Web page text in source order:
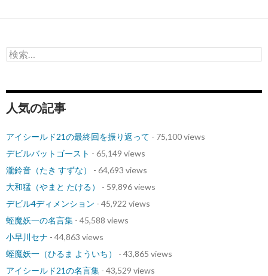
検
索:
人気の記事
アイシールド21の最終回を振り返って - 75,100 views
デビルバットゴースト - 65,149 views
瀧鈴音（たき すずな）
- 64,693 views
大和猛（やまと たける）
- 59,896 views
デビル4ディメンション - 45,922 views
蛭魔妖一の名言集 - 45,588 views
小早川セナ - 44,863 views
蛭魔妖一（ひるま よういち）
- 43,865 views
アイシールド21の名言集 - 43,529 views